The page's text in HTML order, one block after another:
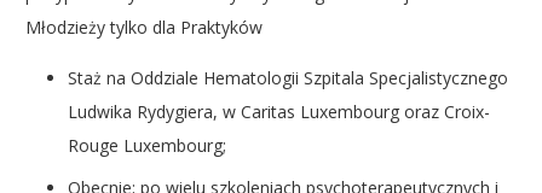
Młodzieży tylko dla Praktyków
Staż na Oddziale Hematologii Szpitala Specjalistycznego
Ludwika Rydygiera, w Caritas Luxembourg oraz Croix-
Rouge Luxembourg;
Obecnie; po wielu szkoleniach psychoterapeutycznych i